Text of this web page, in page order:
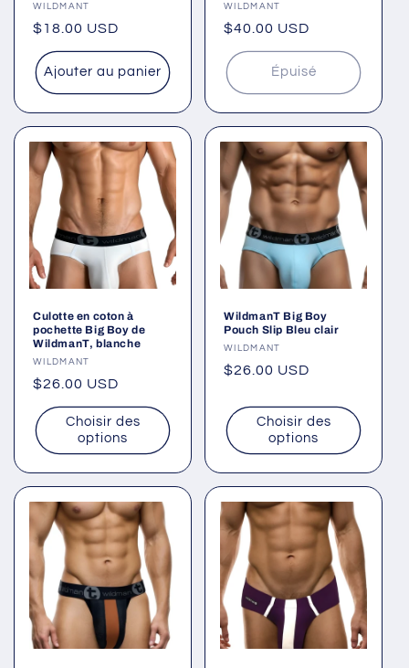
Fournisseur :
WILDMANT
Prix
habituel
$18.00 USD
Ajouter au panier
Fournisseur :
WILDMANT
Prix
habituel
$40.00 USD
Épuisé
Culotte en coton à
pochette Big Boy de
WildmanT, blanche
Fournisseur :
WILDMANT
Prix
habituel
$26.00 USD
Choisir des
options
WildmanT Big Boy
Pouch Slip Bleu clair
Fournisseur :
WILDMANT
Prix
$26.00 USD
Choisir des
options